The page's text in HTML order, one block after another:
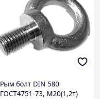
Рым болт DIN 580
ГОСТ4751-73, М20(1,2т)